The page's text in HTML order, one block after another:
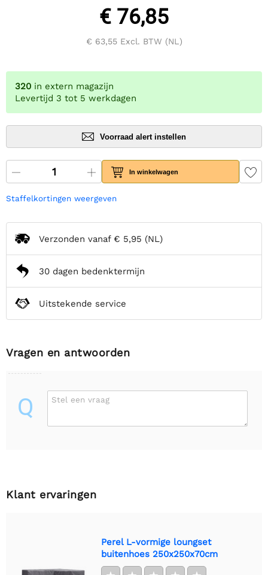
€ 76,85
€ 63,55Excl. BTW (NL)
320 in extern magazijn
Levertijd 3 tot 5 werkdagen
Voorraad alert instellen
In winkelwagen
Staffelkortingen weergeven
Verzonden vanaf € 5,95 (NL)
30 dagen bedenktermijn
Uitstekende service
Vragen en antwoorden
Q Stel een vraag
Klant ervaringen
Perel L-vormige loungset
buitenhoes 250x250x70cm